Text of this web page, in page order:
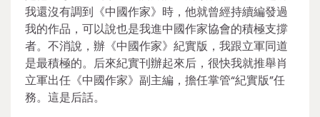
我還沒有調到《中國作家》時，他就曾經持續編發過
我的作品，可以說也是我進中國作家協會的積極支撐
者。不消說，辦《中國作家》紀實版，我跟立軍同道
是最積極的。后來紀實刊辦起來后，很快我就推舉肖
立軍出任《中國作家》副主編，擔任掌管“紀實版”任
務。這是后話。